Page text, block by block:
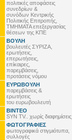
πολιτικές αποφάσεις
συνεδρίων &
συνόδων Κεντρικής
Πολιτικής Επιτροπής,
ΤΜΗΜΑΤΑ επεξεργασίας
θέσεων της ΚΠΕ
ΒΟΥΛΗ
βουλευτές ΣΥΡΙΖΑ,
ερωτήσεις,
επερωτήσεις,
επίκαιρες,
παρεμβάσεις,
προτάσεις νόμου
ΕΥΡΩΒΟΥΛΗ
παρεμβάσεις &
ερωτήσεις
του ευρωβουλευτή
ΒΙΝΤΕΟ
SYN TV.. χωρίς διαφημίσεις
ΦΩΤΟΓΡΑΦΙΕΣ
φωτογραφικά στιγμιότυπα,
συλλογές